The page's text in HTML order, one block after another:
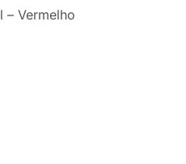
– Vermelho